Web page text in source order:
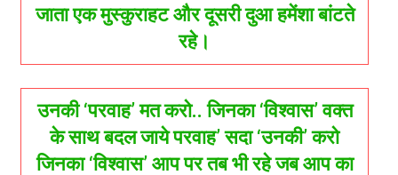
जाता एक मुस्कुराहट और दूसरी दुआ हमेंशा बांटते
रहे।
उनकी ‘परवाह’ मत करो.. जिनका ‘विश्वास’ वक्त
के साथ बदल जाये परवाह’ सदा ‘उनकी’ करो
जिनका ‘विश्वास’ आप पर तब भी रहे जब आप का